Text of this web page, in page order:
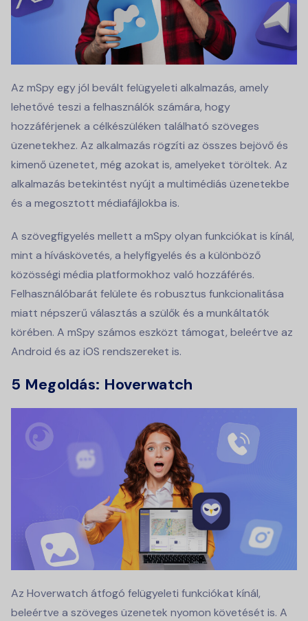
Az mSpy egy jól bevált felügyeleti alkalmazás, amely
lehetővé teszi a felhasználók számára, hogy
hozzáférjenek a célkészüléken található szöveges
üzenetekhez. Az alkalmazás rögzíti az összes bejövő és
kimenő üzenetet, még azokat is, amelyeket töröltek. Az
alkalmazás betekintést nyújt a multimédiás üzenetekbe
és a megosztott médiafájlokba is.
A szövegfigyelés mellett a mSpy olyan funkciókat is kínál,
mint a híváskövetés, a helyfigyelés és a különböző
közösségi média platformokhoz való hozzáférés.
Felhasználóbarát felülete és robusztus funkcionalitása
miatt népszerű választás a szülők és a munkáltatók
körében. A mSpy számos eszközt támogat, beleértve az
Android és az iOS rendszereket is.
5 Megoldás: Hoverwatch
Az Hoverwatch átfogó felügyeleti funkciókat kínál,
beleértve a szöveges üzenetek nyomon követését is. A